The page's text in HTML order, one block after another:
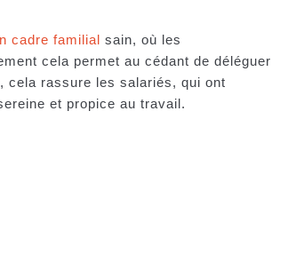
cadre familial sain, où les
cela permet au cédant de déléguer
cela rassure les salariés, qui ont
et propice au travail.